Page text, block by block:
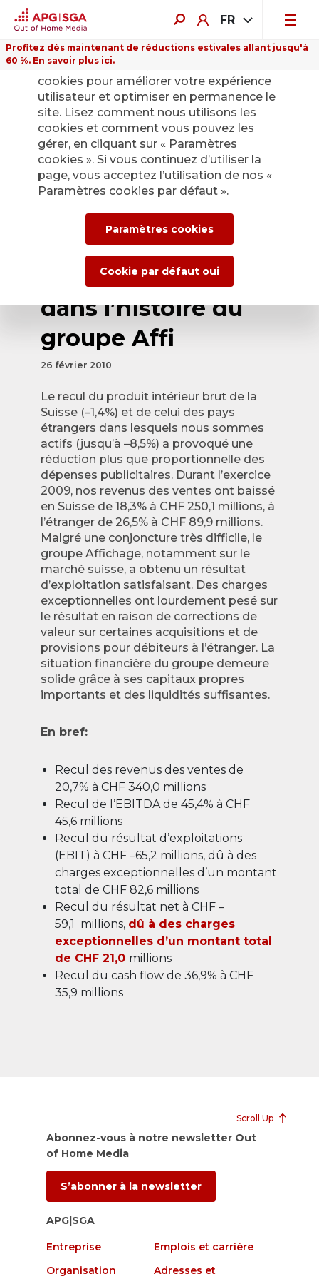
FR
Profitez dès maintenant de réductions estivales allant jusqu'à
60 %. En savoir plus ici.
Retour
Lettre aux
actionnaires : 2009
– un des exercices
les plus difficiles
dans l’histoire du
groupe Affi
26 février 2010
Le recul du produit intérieur brut de la
Suisse (–1,4%) et de celui des pays
étrangers dans lesquels nous sommes
actifs (jusqu’à –8,5%) a provoqué une
réduction plus que proportionnelle des
dépenses publicitaires. Durant l’exercice
2009, nos revenus des ventes ont baissé
en Suisse de 18,3% à CHF 250,1 millions, à
l’étranger de 26,5% à CHF 89,9 millions.
Malgré une conjoncture très difficile, le
groupe Affichage, notamment sur le
marché suisse, a obtenu un résultat
d’exploitation satisfaisant. Des charges
exceptionnelles ont lourdement pesé sur
le résultat en raison de corrections de
valeur sur certaines acquisitions et de
provisions pour débiteurs à l’étranger. La
situation financière du groupe demeure
solide grâce à ses capitaux propres
importants et des liquidités suffisantes.
En bref:
Recul des revenus des ventes de
20,7% à CHF 340,0 millions
Recul de l’EBITDA de 45,4% à CHF
45,6 millions
Recul du résultat d’exploitations
(EBIT) à CHF –65,2 millions, dû à des
charges exceptionnelles d’un montant
total de CHF 82,6 millions
Recul du résultat net à CHF –
59,1 millions, dû à des charges
exceptionnelles d’un montant total
de CHF 21,0 millions
Recul du cash flow de 36,9% à CHF
35,9 millions
Scroll Up
Abonnez-vous à notre newsletter Out
of Home Media
S’abonner à la newsletter
APG|SGA
Entreprise
Emplois et carrière
Organisation
Adresses et
Sur ce site Internet, nous utilisons des
cookies pour améliorer votre expérience
utilisateur et optimiser en permanence le
site. Lisez comment nous utilisons les
cookies et comment vous pouvez les
gérer, en cliquant sur « Paramètres
cookies ». Si vous continuez d’utiliser la
page, vous acceptez l’utilisation de nos «
Paramètres cookies par défaut ».
Paramètres cookies
Cookie par défaut oui